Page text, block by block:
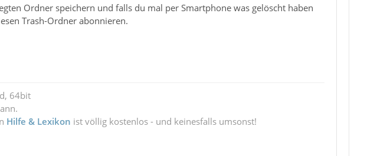
Ordner speichern und falls du mal per Smartphone was gelöscht haben
Trash-Ordner abonnieren.
64bit
Hilfe & Lexikon ist völlig kostenlos - und keinesfalls umsonst!